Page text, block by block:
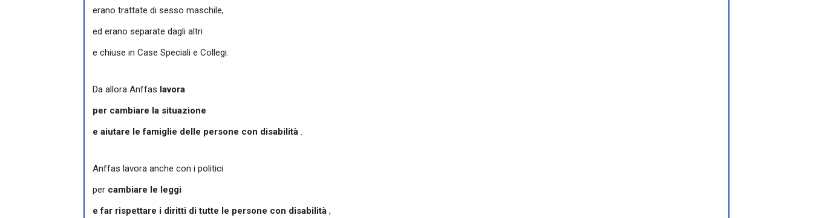
erano trattate di sesso maschile,
ed erano separate dagli altri
e chiuse in Case Speciali e Collegi.
Da allora Anffas lavora
per cambiare la situazione
e aiutare le famiglie delle persone con disabilità .
Anffas lavora anche con i politici
per cambiare le leggi
e far rispettare i diritti di tutte le persone con disabilità ,